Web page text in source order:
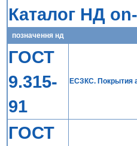
Каталог НД
позначення нд
ГОСТ
9.315-
91
ЕСЗКС. Покрытия
ГОСТ